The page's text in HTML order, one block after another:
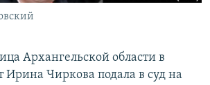
РС Архангельской области в
Ирина Чиркова подала в суд на